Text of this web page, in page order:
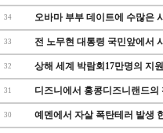
34 오바마 부부 데이트에 수많은
33 전 노무현 대통령 국민앞에서
32 상해 세계 박람회17만명의 지
31 디즈니에서 홍콩디즈니랜드의
30 예멘에서 자살 폭탄테러 발생